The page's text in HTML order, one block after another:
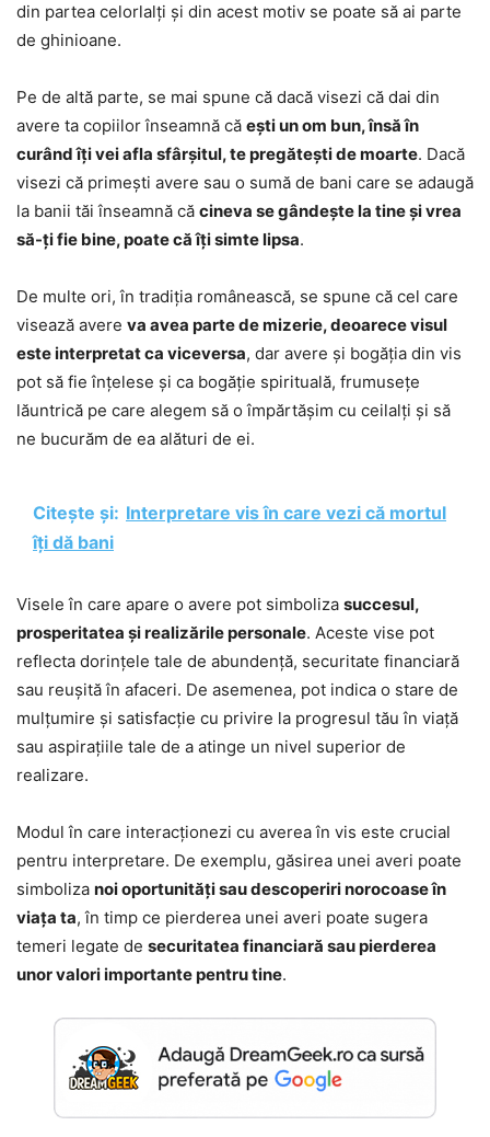
din partea celorlalți și din acest motiv se poate să ai parte
de ghinioane.
Pe de altă parte, se mai spune că dacă visezi că dai din
avere ta copiilor înseamnă că ești un om bun, însă în
curând îți vei afla sfârșitul, te pregătești de moarte. Dacă
visezi că primești avere sau o sumă de bani care se adaugă
la banii tăi înseamnă că cineva se gândește la tine și vrea
să-ți fie bine, poate că îți simte lipsa.
De multe ori, în tradiția românească, se spune că cel care
visează avere va avea parte de mizerie, deoarece visul
este interpretat ca viceversa, dar avere și bogăția din vis
pot să fie înțelese și ca bogăție spirituală, frumusețe
lăuntrică pe care alegem să o împărtășim cu ceilalți și să
ne bucurăm de ea alături de ei.
Citește și: Interpretare vis în care vezi că mortul
îți dă bani
Visele în care apare o avere pot simboliza succesul,
prosperitatea și realizările personale. Aceste vise pot
reflecta dorințele tale de abundență, securitate financiară
sau reușită în afaceri. De asemenea, pot indica o stare de
mulțumire și satisfacție cu privire la progresul tău în viață
sau aspirațiile tale de a atinge un nivel superior de
realizare.
Modul în care interacționezi cu averea în vis este crucial
pentru interpretare. De exemplu, găsirea unei averi poate
simboliza noi oportunități sau descoperiri norocoase în
viața ta, în timp ce pierderea unei averi poate sugera
temeri legate de securitatea financiară sau pierderea
unor valori importante pentru tine.